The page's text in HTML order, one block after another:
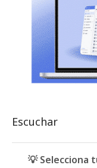
Escuchar
💡 Selecciona